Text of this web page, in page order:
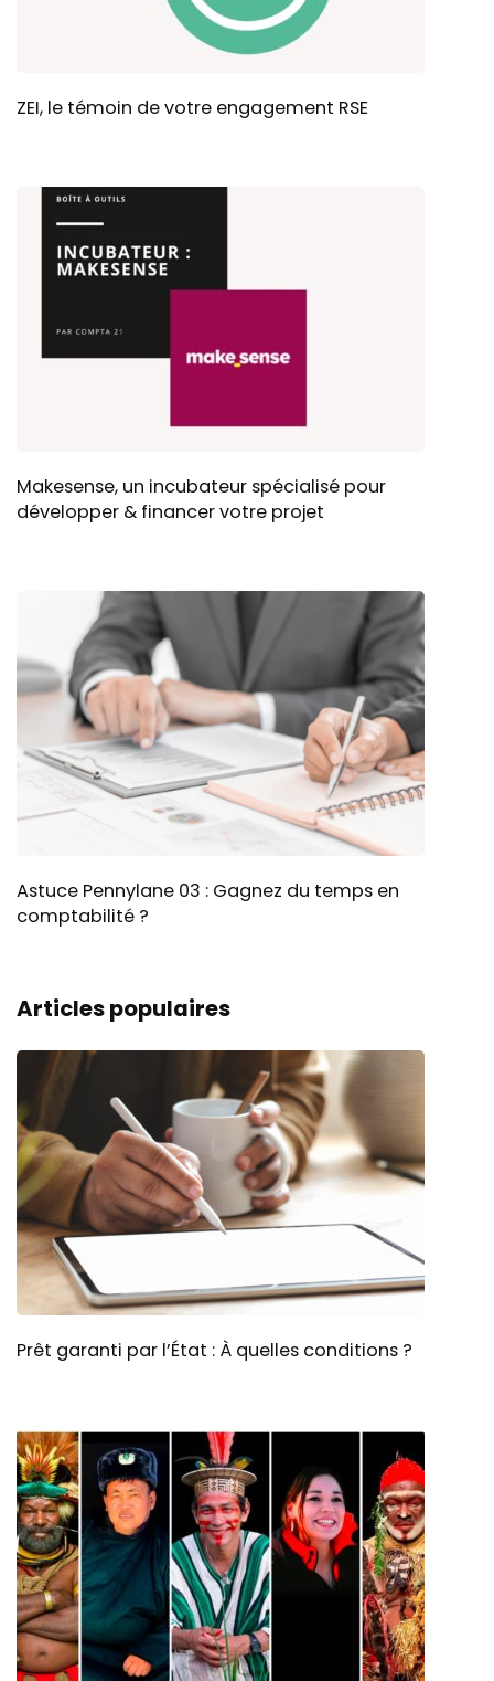
ZEI, le témoin de votre engagement RSE
Makesense, un incubateur spécialisé pour
développer & financer votre projet
Astuce Pennylane 03 : Gagnez du temps en
comptabilité ?
Articles populaires
Prêt garanti par l’État : À quelles conditions ?